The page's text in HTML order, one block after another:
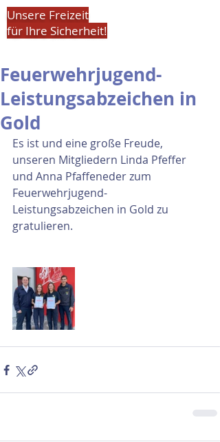
Unsere Freizeit
für Ihre Sicherheit!
Feuerwehrjugend-
Leistungsabzeichen in
Gold
Es ist und eine große Freude,
unseren Mitgliedern Linda Pfeffer
und Anna Pfaffeneder zum
Feuerwehrjugend-
Leistungsabzeichen in Gold zu
gratulieren.